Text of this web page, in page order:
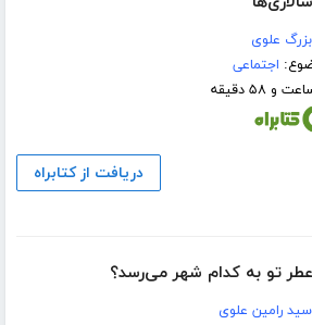
بزرگ علوی
اجتماعی
دریافت از کتابراه
تو به کدام شهر می‌رسد؟
سید رامین علوی